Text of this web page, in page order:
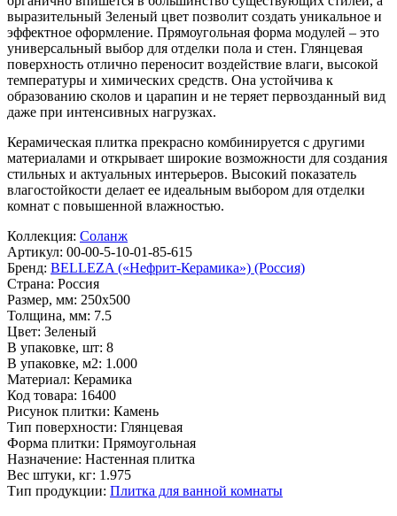
выразительный Зеленый цвет позволит создать уникальное и
эффектное оформление. Прямоугольная форма модулей – это
универсальный выбор для отделки пола и стен. Глянцевая
поверхность отлично переносит воздействие влаги, высокой
температуры и химических средств. Она устойчива к
образованию сколов и царапин и не теряет первозданный вид
даже при интенсивных нагрузках.
Керамическая плитка прекрасно комбинируется с другими
материалами и открывает широкие возможности для создания
стильных и актуальных интерьеров. Высокий показатель
влагостойкости делает ее идеальным выбором для отделки
комнат с повышенной влажностью.
Коллекция: Соланж
Артикул: 00-00-5-10-01-85-615
Бренд: BELLEZA («Нефрит-Керамика») (Россия)
Страна: Россия
Размер, мм: 250x500
Толщина, мм: 7.5
Цвет: Зеленый
В упаковке, шт: 8
В упаковке, м2: 1.000
Материал: Керамика
Код товара: 16400
Рисунок плитки: Камень
Тип поверхности: Глянцевая
Форма плитки: Прямоугольная
Назначение: Настенная плитка
Вес штуки, кг: 1.975
Тип продукции: Плитка для ванной комнаты